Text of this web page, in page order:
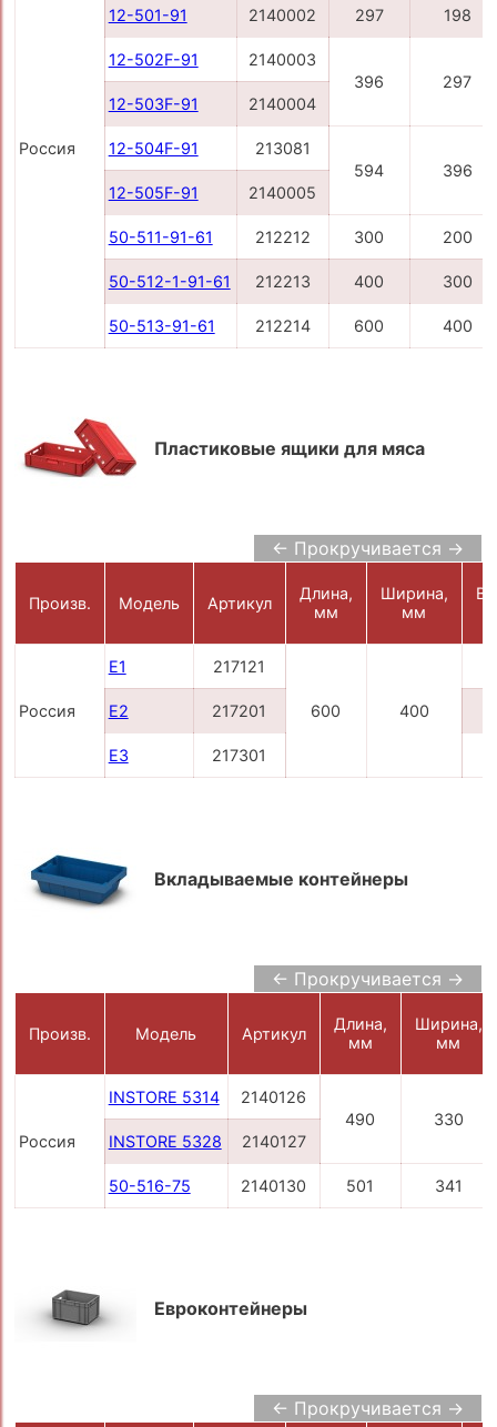
Россия
12-501-91 2140002 297 198
12-502F-91
2140003
396
297
12-503F-91
2140004
12-504F-91
213081
594
396
12-505F-91
2140005
50-511-91-61 212212 300 200
50-512-1-91-61 212213 400 300
50-513-91-61 212214 600 400
Пластиковые ящики для мяса
← Прокручивается →
Произв. Модель Артикул
Длина,
мм
Ширина,
мм
Россия
Е1 217121
600 400
E2 217201
E3 217301
Вкладываемые контейнеры
← Прокручивается →
Произв. Модель Артикул
Длина,
мм
Ширина,
мм
Россия
INSTORE 5314
2140126
490
330
INSTORE 5328
2140127
50-516-75 2140130 501 341
Евроконтейнеры
← Прокручивается →